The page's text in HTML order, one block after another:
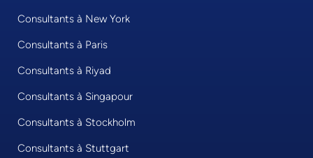
Consultants à New York
Consultants à Paris
Consultants à Riyad
Consultants à Singapour
Consultants à Stockholm
Consultants à Stuttgart